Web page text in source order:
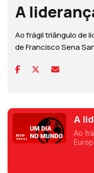
A
Ao frágil triângulo de
de Francisco Sena
A
Ao